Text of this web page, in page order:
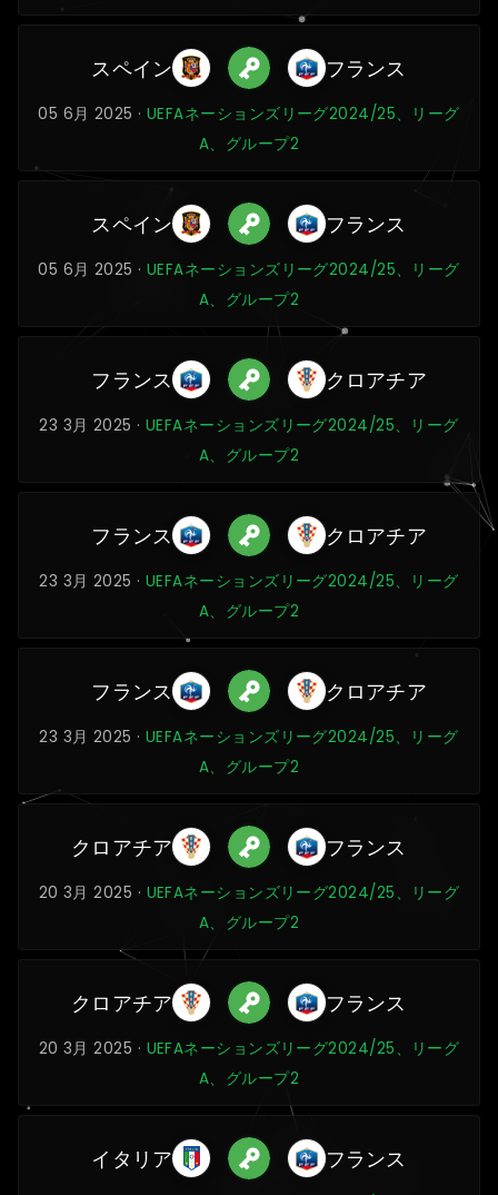
スペイン フランス
05 6月 2025 ·UEFAネーションズリーグ2024/25、リーグ
A、グループ2
スペイン フランス
05 6月 2025 ·UEFAネーションズリーグ2024/25、リーグ
A、グループ2
フランス クロアチア
23 3月 2025 ·UEFAネーションズリーグ2024/25、リーグ
A、グループ2
フランス クロアチア
23 3月 2025 ·UEFAネーションズリーグ2024/25、リーグ
A、グループ2
フランス クロアチア
23 3月 2025 ·UEFAネーションズリーグ2024/25、リーグ
A、グループ2
クロアチア フランス
20 3月 2025 · UEFAネーションズリーグ2024/25、リーグ
A、グループ2
クロアチア フランス
20 3月 2025 · UEFAネーションズリーグ2024/25、リーグ
A、グループ2
イタリア フランス